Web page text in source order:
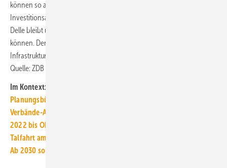
können so auch eine Delle verkraften. Aber wir brauchen jetzt kluge
Investitionsanreize sowie öffentliche Investitionen damit es bei der
Delle bleibt und damit wir unsere Fachkräfte in der Branche halten
können. Denn die Baubedarfe sind ja unbestritten da, egal ob
Infrastruktur, Wohnungsbau oder energetische Sanierung.“ ■
Quelle: ZDB / jv
Im Kontext:
Planungsbüros rechnen mit Auftragsrückgang
Verbände-Appell: Dramatische Lage im Wohnungsbau
2022 bis Oktober: 3 % mehr Wärmeerzeuger abgesetzt
Talfahrt am Bau: Bauindustrie senkt Umsatzprognose 2022
Ab 2030 sollen Neubauten Nullemissionsgebäude sein